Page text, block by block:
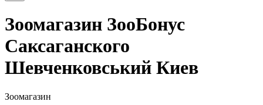
Зоомагазин ЗооБонус
Саксаганского
Шевченковський Киев
Зоомагазин